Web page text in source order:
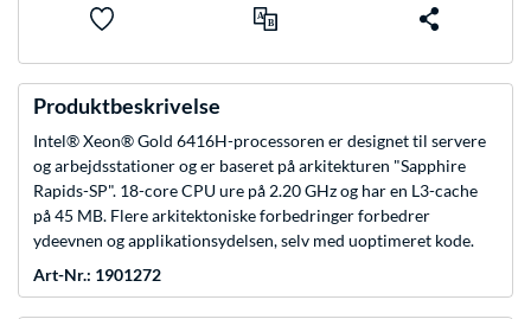
Produktbeskrivelse
Intel® Xeon® Gold 6416H-processoren er designet til servere
og arbejdsstationer og er baseret på arkitekturen "Sapphire
Rapids-SP". 18-core CPU ure på 2.20 GHz og har en L3-cache
på 45 MB. Flere arkitektoniske forbedringer forbedrer
ydeevnen og applikationsydelsen, selv med uoptimeret kode.
Art-Nr.: 1901272